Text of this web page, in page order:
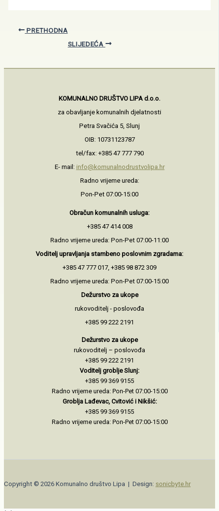
PRETHODNA
SLIJEDEĆA
KOMUNALNO DRUŠTVO LIPA d.o.o.
za obavljanje komunalnih djelatnosti
Petra Svačića 5, Slunj
OIB: 10731123787
tel/fax: +385 47 777 790
E- mail: info@komunalnodrustvolipa.hr
Radno vrijeme ureda:
Pon-Pet 07:00-15:00
Obračun komunalnih usluga:
+385 47 414 008
Radno vrijeme ureda: Pon-Pet 07:00-11:00
Voditelj upravljanja stambeno poslovnim zgradama:
+385 47 777 017, +385 98 872 309
Radno vrijeme ureda: Pon-Pet 07:00-15:00
Dežurstvo za ukope
rukovoditelj - poslovođa
+385 99 222 2191
Dežurstvo za ukope
rukovoditelj – poslovođa
+385 99 222 2191
Voditelj groblje Slunj:
+385 99 369 9155
Radno vrijeme ureda: Pon-Pet 07:00-15:00
Groblja Lađevac, Cvitović i Nikšić:
+385 99 369 9155
Radno vrijeme ureda: Pon-Pet 07:00-15:00
Copyright © 2026 Komunalno društvo Lipa | Design: sonicbyte.hr